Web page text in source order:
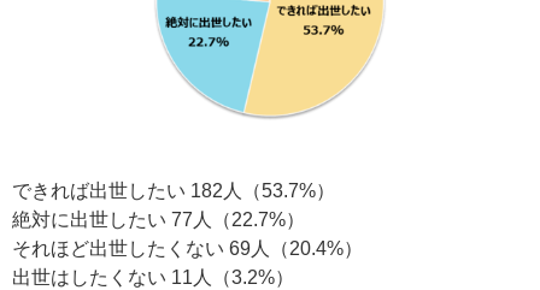
できれば出世したい 182人（53.7%）
絶対に出世したい 77人（22.7%）
それほど出世したくない 69人（20.4%）
出世はしたくない 11人（3.2%）